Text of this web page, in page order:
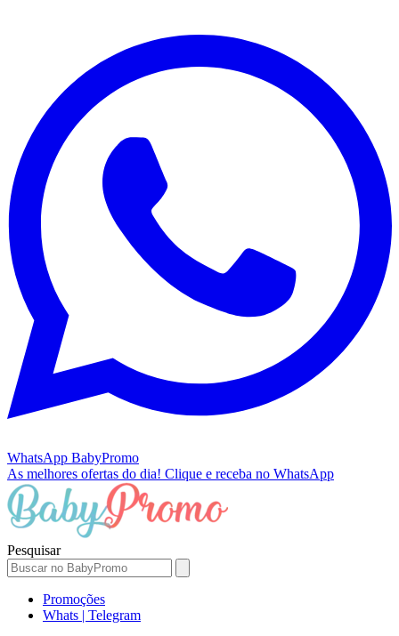
WhatsApp BabyPromo
As melhores ofertas do dia! Clique e receba no WhatsApp
Pesquisar
Promoções
Whats | Telegram